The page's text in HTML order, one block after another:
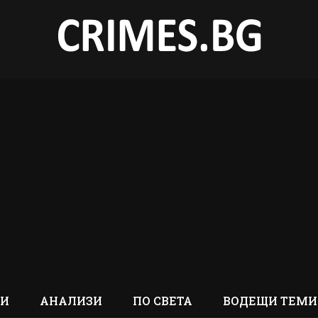
АНАЛИЗИ ПО СВЕТА ВОДЕЩИ ТЕМИ